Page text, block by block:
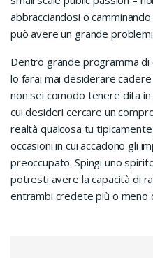
abbracciandosi o
può avere un grande
Dentro grande programma
lo farai mai desiderare
non sei comodo tenere dita in
cui desideri cercare un
realtà qualcosa tu
occasioni in cui accadono gli
preoccupato. Spingi uno
potresti avere la capacità di
entrambi credete più o meno